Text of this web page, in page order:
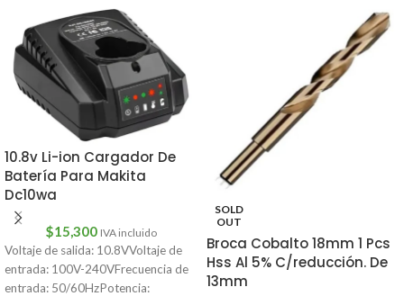
10.8v Li-ion Cargador De
Batería Para Makita
Dc10wa
$15,300 IVA incluido
Voltaje de salida: 10.8VVoltaje de
entrada: 100V-240VFrecuencia de
entrada: 50/60HzPotencia:
SOLD
OUT
Broca Cobalto 18mm 1 Pcs
Hss Al 5% C/reducción. De
13mm